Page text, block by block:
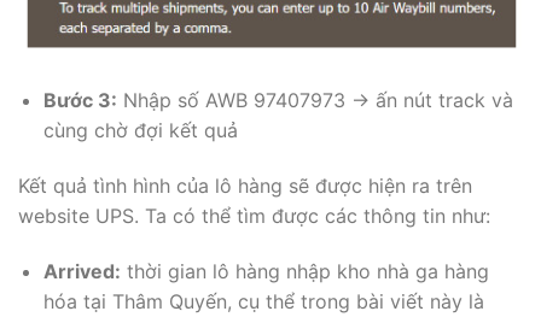
Bước 3: Nhập số AWB 97407973 → ấn nút track và
cùng chờ đợi kết quả
Kết quả tình hình của lô hàng sẽ được hiện ra trên
website UPS. Ta có thể tìm được các thông tin như:
Arrived: thời gian lô hàng nhập kho nhà ga hàng
hóa tại Thâm Quyến, cụ thể trong bài viết này là